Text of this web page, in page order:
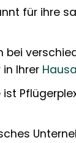
für ihre
bei
Ihrer